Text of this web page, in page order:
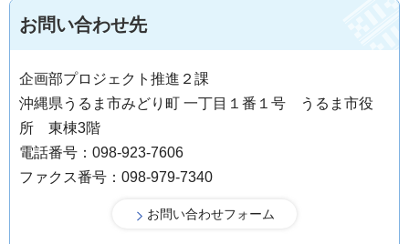
お問い合わせ先
企画部プロジェクト推進２課
沖縄県うるま市みどり町 一丁目１番１号 うるま市役
所 東棟3階
電話番号：098-923-7606
ファクス番号：098-979-7340